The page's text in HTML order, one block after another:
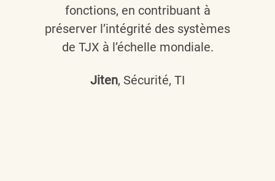
fonctions, en contribuant à
préserver l’intégrité des systèmes
de TJX à l’échelle mondiale.
Jiten, Sécurité, TI